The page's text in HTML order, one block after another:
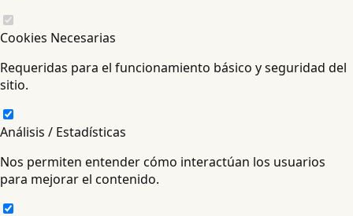
Cookies Necesarias
Requeridas para el funcionamiento básico y seguridad del
sitio.
Análisis / Estadísticas
Nos permiten entender cómo interactúan los usuarios
para mejorar el contenido.